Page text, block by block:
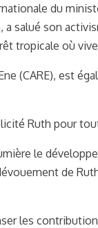
du
salué son
tropicale où
(CARE), est
Ruth pour
le
de
les